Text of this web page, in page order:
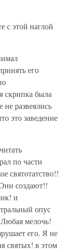
с этой наглой
его
скрипка была
развеялись
это заведение
по части
святотатство!!
создают!!
и
опус
мелочь!
его. Я не
святых! в этом